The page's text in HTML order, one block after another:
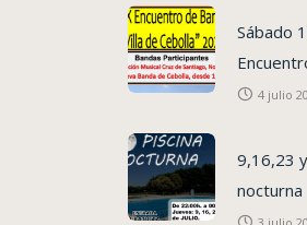
Sábado
4 julio
9,16,23
nocturna
3 julio